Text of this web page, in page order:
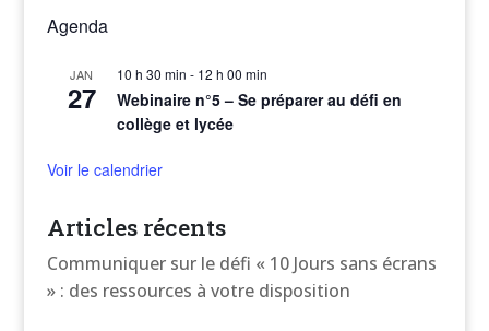
Agenda
JAN
27
10 h 30 min - 12 h 00 min
Webinaire n°5 – Se préparer au défi en
collège et lycée
Voir le calendrier
Articles récents
Communiquer sur le défi « 10 Jours sans écrans
» : des ressources à votre disposition